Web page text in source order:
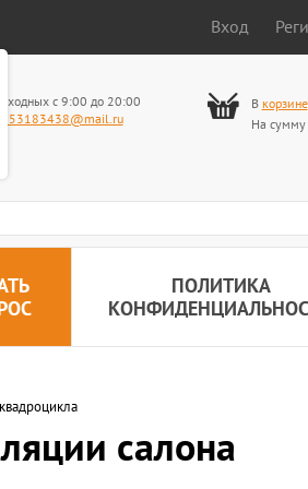
Вход
с 9:00 до 20:00
В корзине
На сумму
ПОЛИТИКА
салона